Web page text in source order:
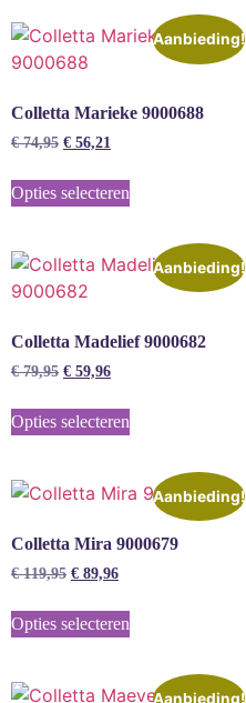
Aanbieding!
Colletta Marieke 9000688
€74,95 € 56,21
Opties selecteren
Aanbieding!
Colletta Madelief 9000682
€79,95 € 59,96
Opties selecteren
Aanbieding!
Colletta Mira 9000679
€119,95 € 89,96
Opties selecteren
Aanbieding!